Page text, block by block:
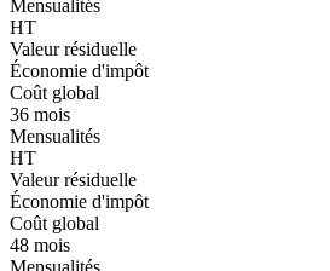
Mensualités
HT
Valeur résiduelle
Économie d'impôt
Coût global
36 mois
Mensualités
HT
Valeur résiduelle
Économie d'impôt
Coût global
48 mois